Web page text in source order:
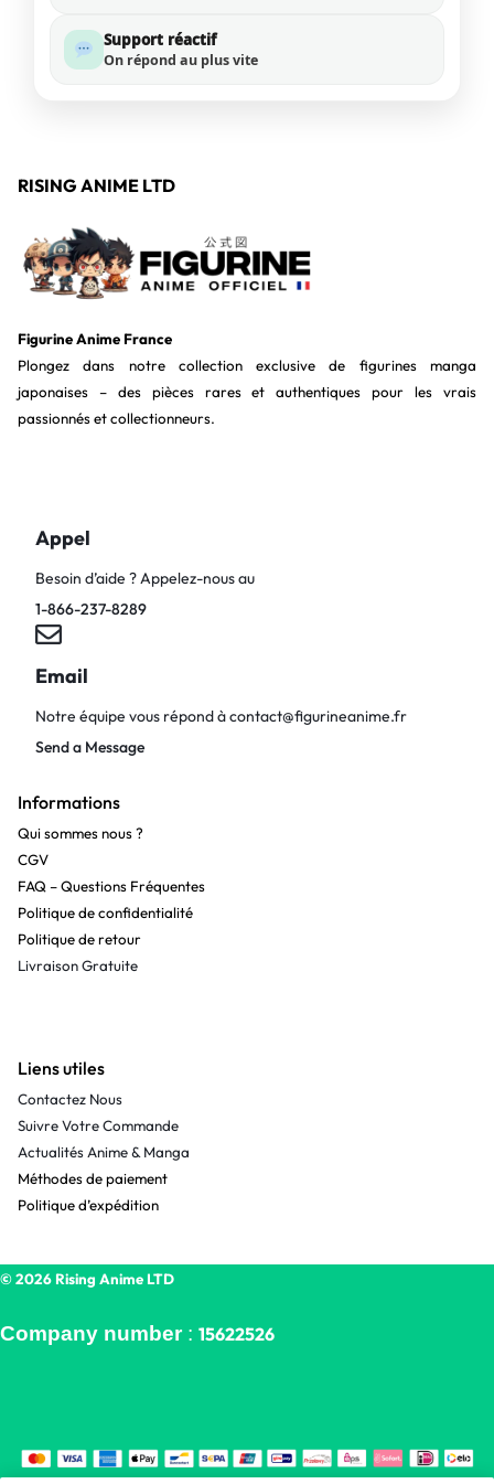
Support réactif
On répond au plus vite
RISING ANIME LTD
Figurine Anime France
Plongez dans notre collection exclusive de figurines manga
japonaises – des pièces rares et authentiques pour les vrais
passionnés et collectionneurs.
Appel
Besoin d’aide ? Appelez-nous au
1-866-237-8289
Email
Notre équipe vous répond àcontact@figurineanime.fr
Send a Message
Informations
Qui sommes nous ?
CGV
FAQ – Questions Fréquentes
Politique de confidentialité
Politique de retour
Livraison Gratuite
Liens utiles
Contactez Nous
Suivre Votre Commande
Actualités Anime & Manga
Méthodes de paiement
Politique d’expédition
© 2026 Rising Anime LTD
Company number: 15622526